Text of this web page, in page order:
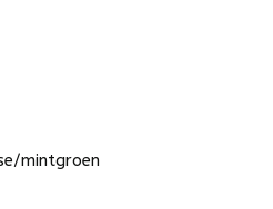
mintgroen